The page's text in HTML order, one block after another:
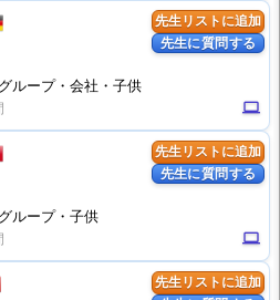
先生リストに追加
先生に質問する
computer
グループ・会社・子供
先生リストに追加
先生に質問する
computer
ループ・子供
先生リストに追加